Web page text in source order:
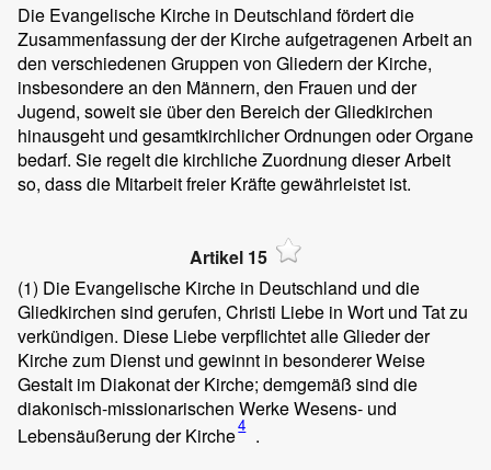
Die Evangelische Kirche in Deutschland fördert die
Zusammenfassung der der Kirche aufgetragenen Arbeit an
den verschiedenen Gruppen von Gliedern der Kirche,
insbesondere an den Männern, den Frauen und der
Jugend, soweit sie über den Bereich der Gliedkirchen
hinausgeht und gesamtkirchlicher Ordnungen oder Organe
bedarf. Sie regelt die kirchliche Zuordnung dieser Arbeit
so, dass die Mitarbeit freier Kräfte gewährleistet ist.
Artikel 15
(1) Die Evangelische Kirche in Deutschland und die
Gliedkirchen sind gerufen, Christi Liebe in Wort und Tat zu
verkündigen. Diese Liebe verpflichtet alle Glieder der
Kirche zum Dienst und gewinnt in besonderer Weise
Gestalt im Diakonat der Kirche; demgemäß sind die
diakonisch-missionarischen Werke Wesens- und
Lebensäußerung der Kirche4 .